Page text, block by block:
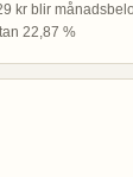
kr blir
22,87 %